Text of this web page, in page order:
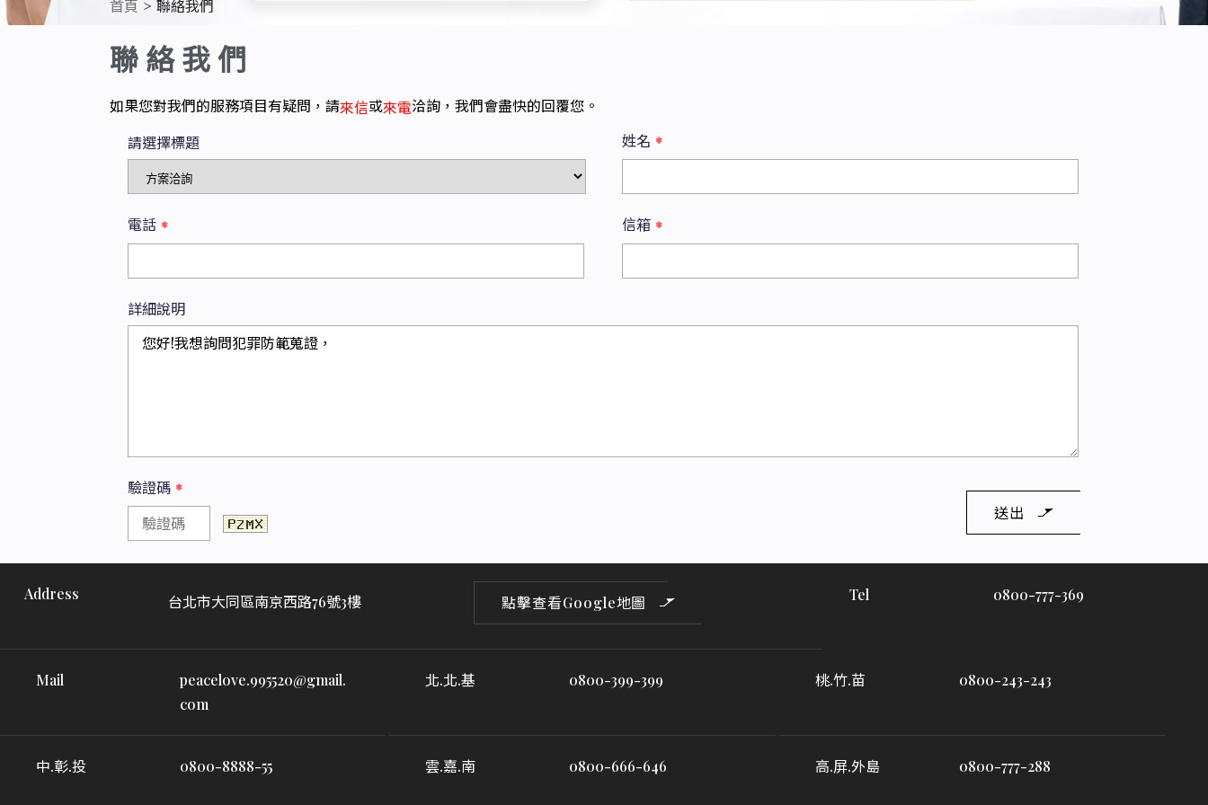
首頁 聯絡我們
聯絡我們
如果您對我們的服務項目有疑問，請來信或來電洽詢，我們會盡快的回覆您。
請選擇標題
姓名 *
電話 * 信箱 *
詳細說明
驗證碼 *
送出
Address 台北市大同區南京西路76號3樓 點擊查看Google地圖 Tel 0800-777-369
Mail
peacelove.995520@gmail.
com
北.北.基 0800-399-399 桃.竹.苗 0800-243-243
中.彰.投 0800-8888-55 雲.嘉.南 0800-666-646 高.屏.外島 0800-777-288